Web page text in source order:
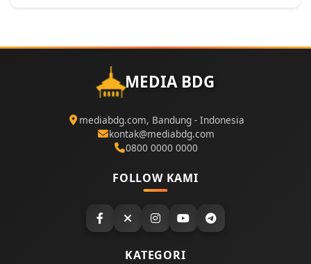
MEDIA BDG
mediabdg.com, Bandung - Indonesia
kontak@mediabdg.com
0800 0000 0000
FOLLOW KAMI
KATEGORI